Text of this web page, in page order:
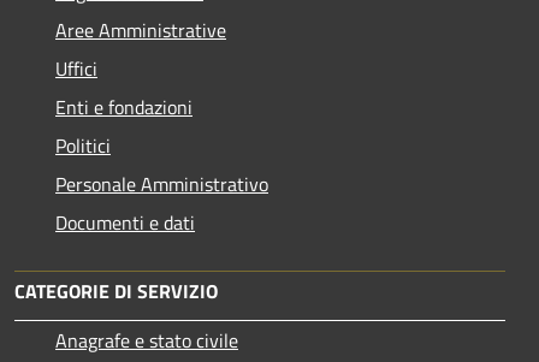
Aree Amministrative
Uffici
Enti e fondazioni
Politici
Personale Amministrativo
Documenti e dati
CATEGORIE DI SERVIZIO
Anagrafe e stato civile